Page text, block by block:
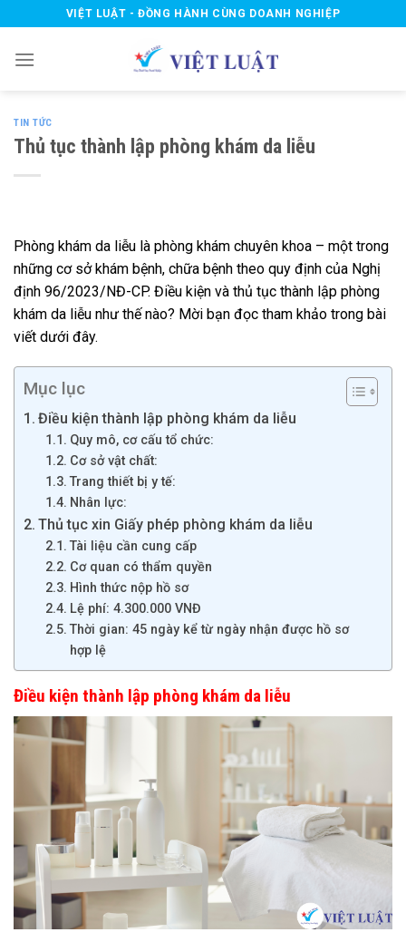
to
content
VIỆT LUẬT - ĐỒNG HÀNH CÙNG DOANH NGHIỆP
TIN TỨC
Thủ tục thành lập phòng khám da liễu
Phòng khám da liễu là phòng khám chuyên khoa – một trong
những cơ sở khám bệnh, chữa bệnh theo quy định của Nghị
định 96/2023/NĐ-CP. Điều kiện và thủ tục thành lập phòng
khám da liễu như thế nào? Mời bạn đọc tham khảo trong bài
viết dưới đây.
Mục lục
Điều kiện thành lập phòng khám da liễu
Quy mô, cơ cấu tổ chức:
Cơ sở vật chất:
Trang thiết bị y tế:
Nhân lực:
Thủ tục xin Giấy phép phòng khám da liễu
Tài liệu cần cung cấp
Cơ quan có thẩm quyền
Hình thức nộp hồ sơ
Lệ phí: 4.300.000 VNĐ
Thời gian: 45 ngày kể từ ngày nhận được hồ sơ
hợp lệ
Điều kiện thành lập phòng khám da liễu